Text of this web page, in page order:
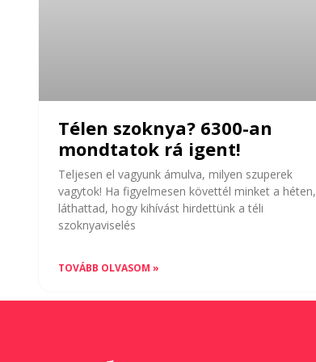
Télen szoknya? 6300-an
mondtatok rá igent!
Teljesen el vagyunk ámulva, milyen szuperek
vagytok! Ha figyelmesen követtél minket a héten,
láthattad, hogy kihívást hirdettünk a téli
szoknyaviselés
TOVÁBB OLVASOM »